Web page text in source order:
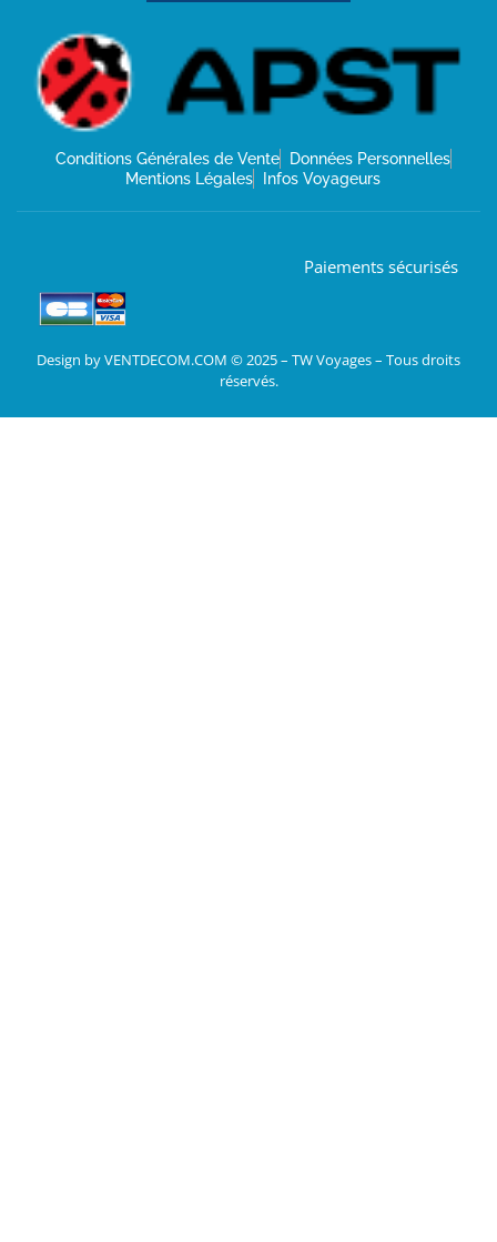
Conditions Générales de Vente
Données Personnelles
Mentions Légales
Infos Voyageurs
Paiements sécurisés
Design by VENTDECOM.COM © 2025 – TW Voyages – Tous droits
réservés.